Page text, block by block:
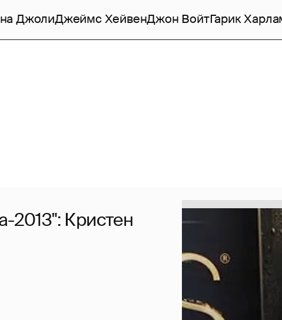
ДжолиДжеймс ХейвенДжон ВойтГарик
2013": Кристен